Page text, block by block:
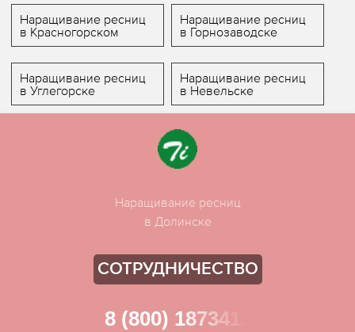
Наращивание ресниц
в Красногорском
Наращивание ресниц
в Горнозаводске
Наращивание ресниц
в Углегорске
Наращивание ресниц
в Невельске
Наращивание ресниц
в Долинске
СОТРУДНИЧЕСТВО
8 (800) 1873411